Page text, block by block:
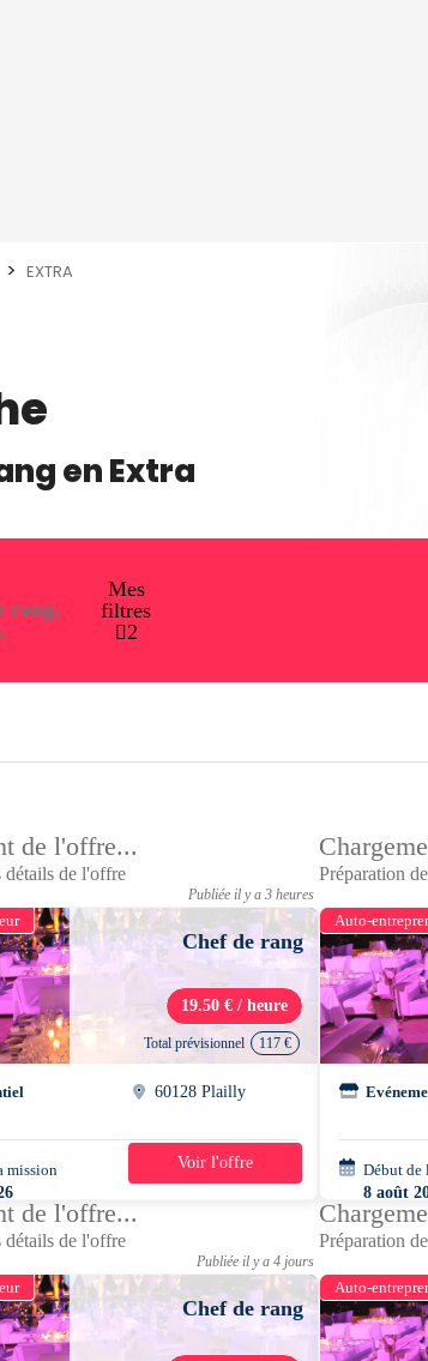
EXTRA
enExtra
rang,
Mes
filtres
2
de l'offre...
détails de l'offre
Publiée il y a 3 heures
Chef de rang
19.50 € / heure
Total prévisionnel 117 €
60128 Plailly
mission
1 jour
Voir l'offre
Préparation
Auto-
Début de
8 août
07h30 -
de l'offre...
détails de l'offre
Publiée il y a 4 jours
Chef de rang
Préparation
Auto-